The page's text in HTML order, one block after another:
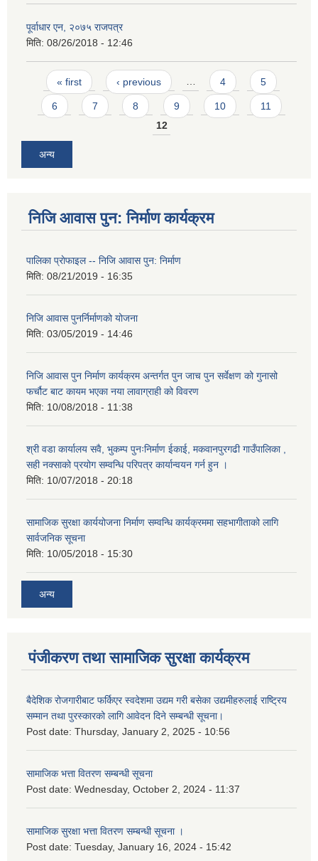
पूर्वाधार एन, २०७५ राजपत्र
मिति: 08/26/2018 - 12:46
Pages
« first ‹ previous … 4 5
6 7 8 9 10
11
12
अन्य
निजि आवास पुन: निर्माण कार्यक्रम
पालिका प्राेफाइल -- निजि आवास पुन: निर्माण
मिति: 08/21/2019 - 16:35
निजि आवास पुनर्निर्माणको योजना
मिति: 03/05/2019 - 14:46
निजि आवास पुन निर्माण कार्यक्रम अन्तर्गत पुन जाच पुन सर्वेक्षण को गुनासो
फर्चौट बाट कायम भएका नया लावाग्राही को विवरण
मिति: 10/08/2018 - 11:38
श्री वडा कार्यालय सवै, भुकम्प पुनःनिर्माण ईकाई, मकवानपुरगढी गाउँपालिका ,
सही नक्साको प्रयोग सम्वन्धि परिपत्र कार्यान्वयन गर्न हुन ।
मिति: 10/07/2018 - 20:18
सामाजिक सुरक्षा कार्ययोजना निर्माण सम्वन्धि कार्यक्रममा सहभागीताको लागि
सार्वजनिक सूचना
मिति: 10/05/2018 - 15:30
अन्य
पंजीकरण तथा सामाजिक सुरक्षा कार्यक्रम
बैदेशिक रोजगारीबाट फर्किएर स्वदेशमा उद्यम गरी बसेका उद्यमीहरुलाई राष्‍ट्रिय
सम्मान तथा पुरस्कारको लागि आवेदन दिने सम्बन्धी सूचना।
Post date: Thursday, January 2, 2025 - 10:56
सामाजिक भत्ता वितरण सम्बन्धी सूचना
Post date: Wednesday, October 2, 2024 - 11:37
सामाजिक सुरक्षा भत्ता वितरण सम्बन्धी सूचना ।
Post date: Tuesday, January 16, 2024 - 15:42